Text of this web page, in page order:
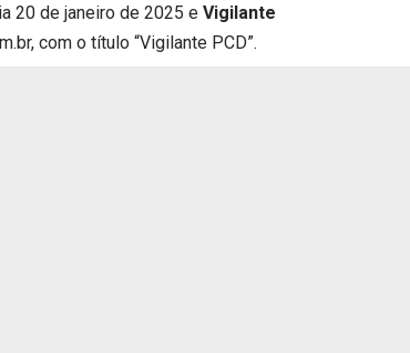
20 de janeiro de 2025 e Vigilante
com o título “Vigilante PCD”.